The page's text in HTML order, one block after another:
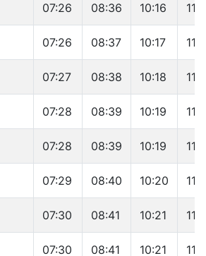
07:26 08:36 10:16
07:26 08:37 10:17
07:27 08:38 10:18
07:28 08:39 10:19
07:28 08:39 10:19
07:29 08:40 10:20
07:30 08:41 10:21
07:30 08:41 10:21